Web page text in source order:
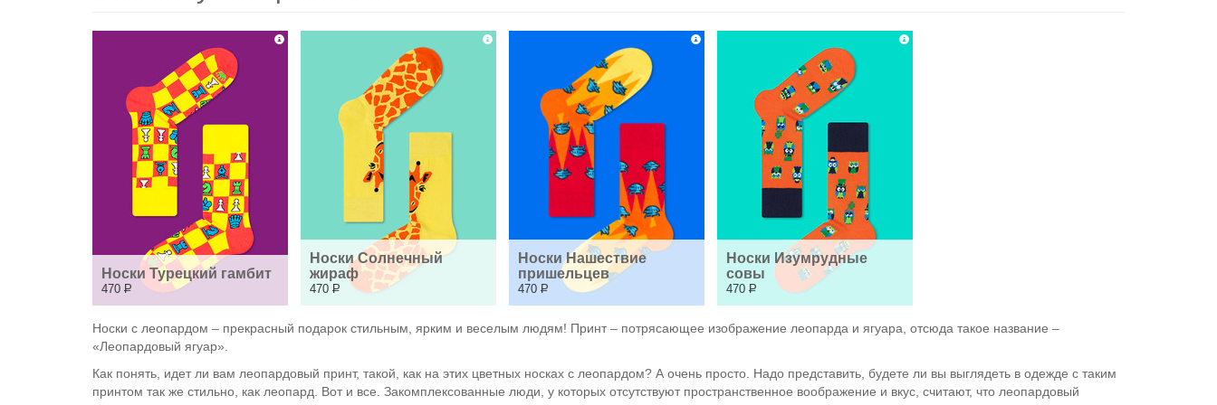
Носки Турецкий гамбит
470 Р
Носки Солнечный
жираф
470 Р
Носки Нашествие
пришельцев
470 Р
Носки Изумрудные
совы
470 Р
Носки с леопардом – прекрасный подарок стильным, ярким и веселым людям! Принт – потрясающее изображение леопарда и ягуара, отсюда такое название –
«Леопардовый ягуар».
Как понять, идет ли вам леопардовый принт, такой, как на этих цветных носках с леопардом? А очень просто. Надо представить, будете ли вы выглядеть в одежде с таким
принтом так же стильно, как леопард. Вот и все. Закомплексованные люди, у которых отсутствуют пространственное воображение и вкус, считают, что леопардовый